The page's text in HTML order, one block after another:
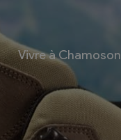
Vivre à Chamoson